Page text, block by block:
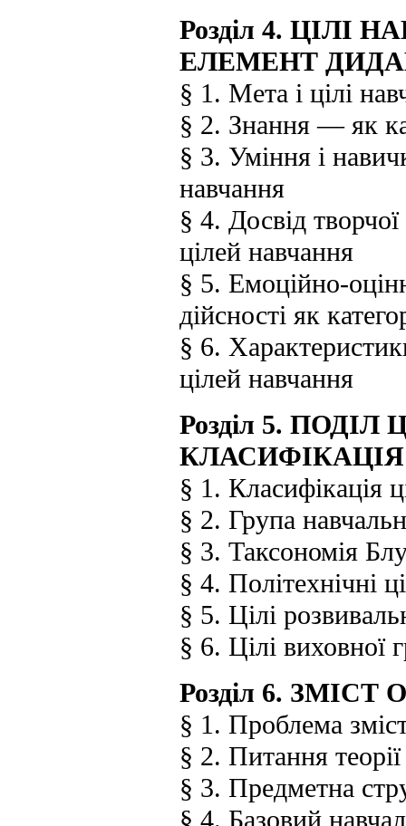
Розділ 4.
ЕЛЕМЕНТ
§ 1. Мета і цілі
§ 2. Знання — як
§ 3. Уміння і
навчання
§ 4. Досвід
цілей навчання
§ 5. Емоційно-
дійсності як
§ 6.
цілей навчання
Розділ 5.
КЛАСИФІКАЦІЯ
§ 1. Класифікація
§ 2. Група
§ 3. Таксономія
§ 4. Політехнічні
§ 5. Цілі
§ 6. Цілі виховної
Розділ 6.
§ 1. Проблема
§ 2. Питання теорії
§ 3. Предметна
§ 4. Базовий